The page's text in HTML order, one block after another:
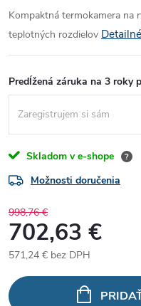
Kompaktná termokamera na
teplotných rozdielov
Predĺžená záruka na 3 roky
Skladom v e-shope ?
Možnosti doručenia
998,76 €
702,63 €
571,24 € bez DPH
cena: